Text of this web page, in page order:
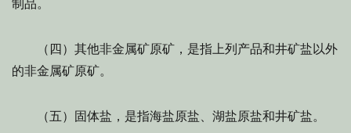
制品。
（四）其他非金属矿原矿，是指上列产品和井矿盐以外
的非金属矿原矿。
（五）固体盐，是指海盐原盐、湖盐原盐和井矿盐。